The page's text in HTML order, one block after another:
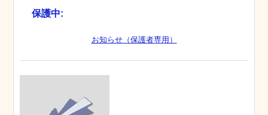
保護中:
お知らせ（保護者専用）